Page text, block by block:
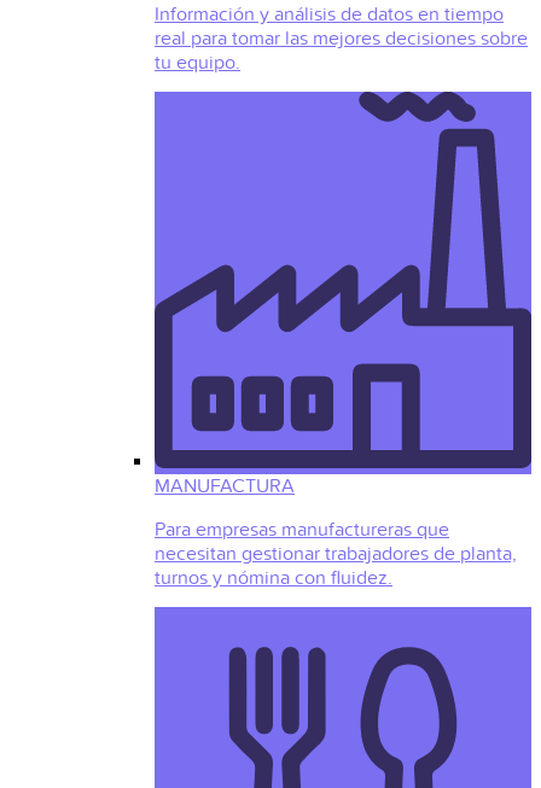
Información y análisis de datos en tiempo
real para tomar las mejores decisiones sobre
tu equipo.
MANUFACTURA
Para empresas manufactureras que
necesitan gestionar trabajadores de planta,
turnos y nómina con fluidez.